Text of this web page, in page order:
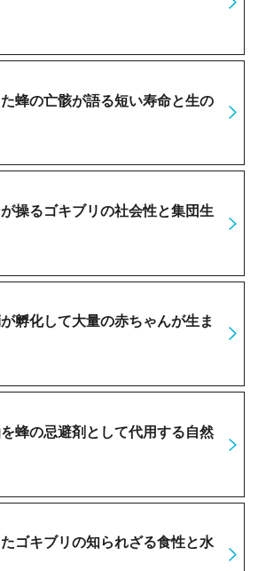
蜂の亡骸が語る短い寿命と生の
操るゴキブリの社会性と集団生
孵化して大量の赤ちゃんが生ま
蜂の忌避剤として代用する自然
ゴキブリの知られざる食性と水